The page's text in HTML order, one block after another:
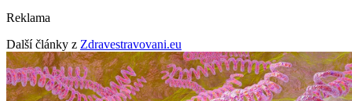
Reklama
Další články z Zdravestravovani.eu